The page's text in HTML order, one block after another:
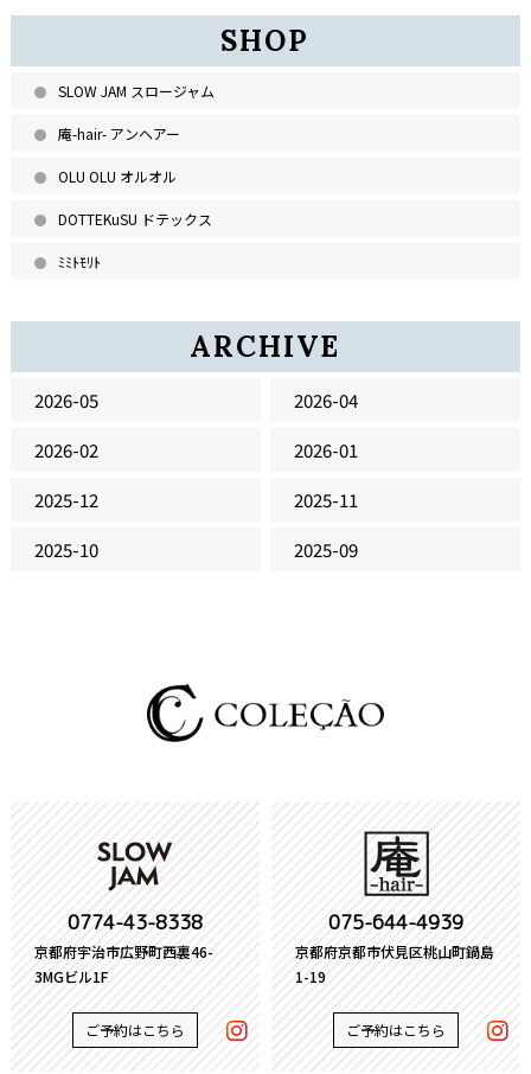
SHOP
SLOW JAM スロージャム
庵-hair- アンヘアー
OLU OLU オルオル
DOTTEKuSU ドテックス
ﾐﾐﾄﾓﾘﾄ
ARCHIVE
2026-05
2026-04
2026-02
2026-01
2025-12
2025-11
2025-10
2025-09
0774-43-8338
京都府宇治市広野町西裏46-
3MGビル1F
ご予約はこちら
075-644-4939
京都府京都市伏見区桃山町鍋島
1-19
ご予約はこちら